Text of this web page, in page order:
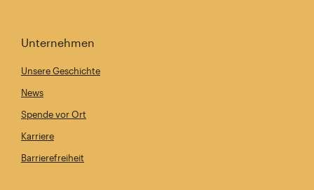
Unternehmen
Unsere Geschichte
News
Spende vor Ort
Karriere
Barrierefreiheit